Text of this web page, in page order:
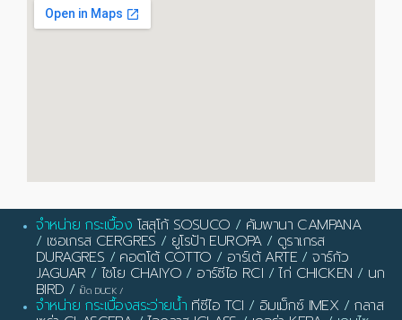
จำหน่าย กระเบื้อง โสสุโก้ SOSUCO / คัมพานา CAMPANA
/ เซอเกรส CERGRES / ยูโรป้า EUROPA/ ดูราเกรส
DURAGRES / คอตโต้ COTTO / อาร์เต้ ARTE /จาร์กัว
JAGUAR / ไชโย CHAIYO / อาร์ซีไอ RCI /ไก่ CHICKEN / นก
BIRD / เป็ด DUCK /
จำหน่าย กระเบื้องสระว่ายน้ำ ทีซีไอ TCI / อิมเม็กซ์ IMEX/ กลาส